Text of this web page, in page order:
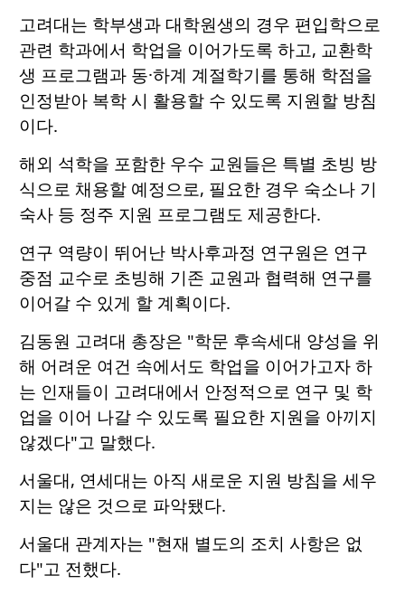
고려대는 학부생과 대학원생의 경우 편입학으로
관련 학과에서 학업을 이어가도록 하고, 교환학
생 프로그램과 동·하계 계절학기를 통해 학점을
인정받아 복학 시 활용할 수 있도록 지원할 방침
이다.
해외 석학을 포함한 우수 교원들은 특별 초빙 방
식으로 채용할 예정으로, 필요한 경우 숙소나 기
숙사 등 정주 지원 프로그램도 제공한다.
연구 역량이 뛰어난 박사후과정 연구원은 연구
중점 교수로 초빙해 기존 교원과 협력해 연구를
이어갈 수 있게 할 계획이다.
김동원 고려대 총장은 "학문 후속세대 양성을 위
해 어려운 여건 속에서도 학업을 이어가고자 하
는 인재들이 고려대에서 안정적으로 연구 및 학
업을 이어 나갈 수 있도록 필요한 지원을 아끼지
않겠다"고 말했다.
서울대, 연세대는 아직 새로운 지원 방침을 세우
지는 않은 것으로 파악됐다.
서울대 관계자는 "현재 별도의 조치 사항은 없
다"고 전했다.